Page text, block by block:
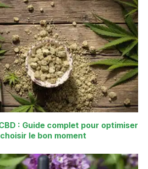
: Guide complet pour optimiser
le bon moment